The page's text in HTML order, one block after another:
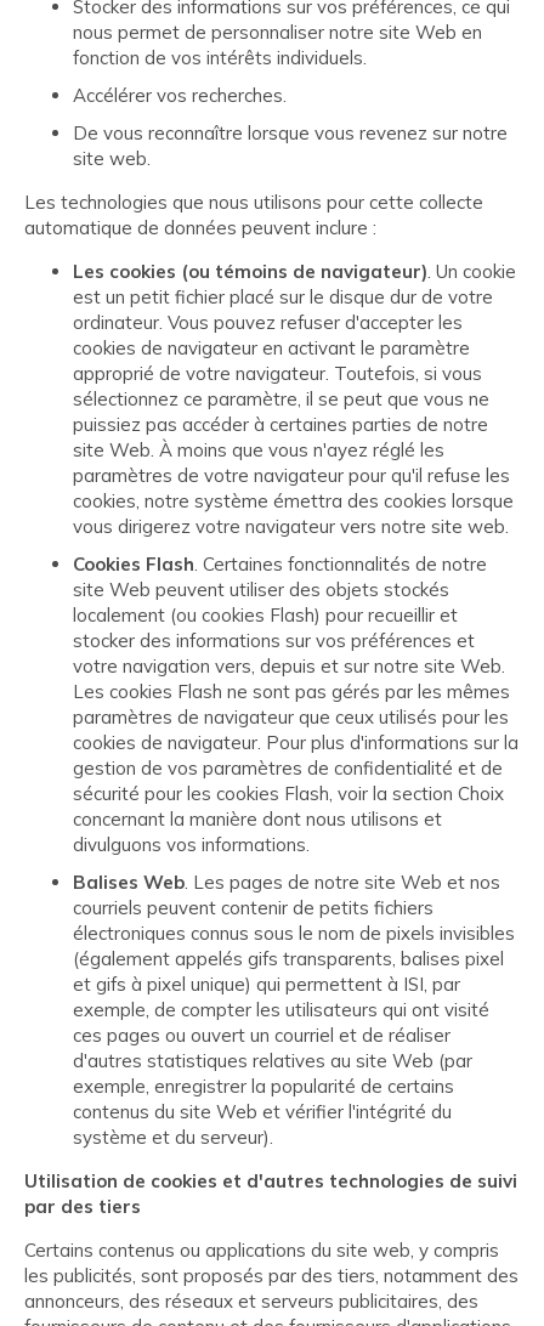
Stocker des informations sur vos préférences, ce qui
nous permet de personnaliser notre site Web en
fonction de vos intérêts individuels.
Accélérer vos recherches.
De vous reconnaître lorsque vous revenez sur notre
site web.
Les technologies que nous utilisons pour cette collecte
automatique de données peuvent inclure :
Les cookies (ou témoins de navigateur). Un cookie
est un petit fichier placé sur le disque dur de votre
ordinateur. Vous pouvez refuser d'accepter les
cookies de navigateur en activant le paramètre
approprié de votre navigateur. Toutefois, si vous
sélectionnez ce paramètre, il se peut que vous ne
puissiez pas accéder à certaines parties de notre
site Web. À moins que vous n'ayez réglé les
paramètres de votre navigateur pour qu'il refuse les
cookies, notre système émettra des cookies lorsque
vous dirigerez votre navigateur vers notre site web.
Cookies Flash. Certaines fonctionnalités de notre
site Web peuvent utiliser des objets stockés
localement (ou cookies Flash) pour recueillir et
stocker des informations sur vos préférences et
votre navigation vers, depuis et sur notre site Web.
Les cookies Flash ne sont pas gérés par les mêmes
paramètres de navigateur que ceux utilisés pour les
cookies de navigateur. Pour plus d'informations sur la
gestion de vos paramètres de confidentialité et de
sécurité pour les cookies Flash, voir la section Choix
concernant la manière dont nous utilisons et
divulguons vos informations.
Balises Web. Les pages de notre site Web et nos
courriels peuvent contenir de petits fichiers
électroniques connus sous le nom de pixels invisibles
(également appelés gifs transparents, balises pixel
et gifs à pixel unique) qui permettent à ISI, par
exemple, de compter les utilisateurs qui ont visité
ces pages ou ouvert un courriel et de réaliser
d'autres statistiques relatives au site Web (par
exemple, enregistrer la popularité de certains
contenus du site Web et vérifier l'intégrité du
système et du serveur).
Utilisation de cookies et d'autres technologies de suivi
par des tiers
Certains contenus ou applications du site web, y compris
les publicités, sont proposés par des tiers, notamment des
annonceurs, des réseaux et serveurs publicitaires, des